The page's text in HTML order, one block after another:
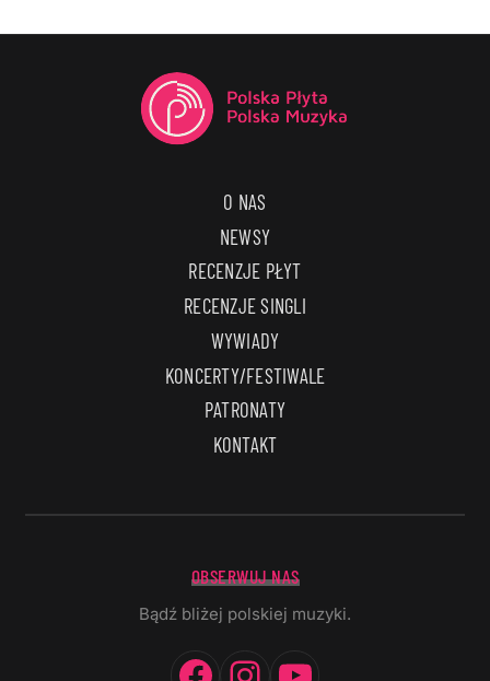
O NAS
NEWSY
RECENZJE PŁYT
RECENZJE SINGLI
WYWIADY
KONCERTY/FESTIWALE
PATRONATY
KONTAKT
OBSERWUJ NAS
Bądź bliżej polskiej muzyki.
Facebook
Instagram